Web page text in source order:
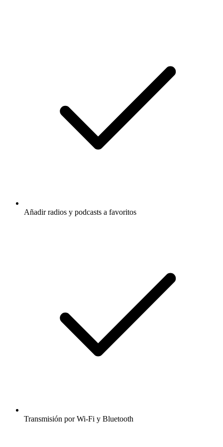
Añadir radios y podcasts a favoritos
Transmisión por Wi-Fi y Bluetooth